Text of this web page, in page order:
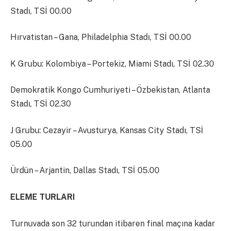
Stadı, TSİ 00.00
Hırvatistan – Gana, Philadelphia Stadı, TSİ 00.00
K Grubu: Kolombiya – Portekiz, Miami Stadı, TSİ 02.30
Demokratik Kongo Cumhuriyeti – Özbekistan, Atlanta
Stadı, TSİ 02.30
J Grubu: Cezayir – Avusturya, Kansas City Stadı, TSİ
05.00
Ürdün – Arjantin, Dallas Stadı, TSİ 05.00
ELEME TURLARI
Turnuvada son 32 turundan itibaren final maçına kadar